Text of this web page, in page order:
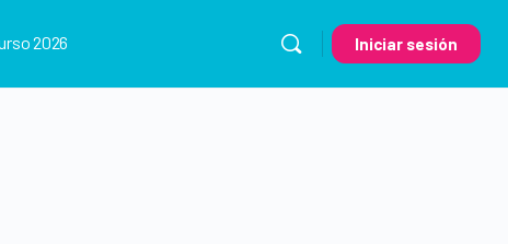
2026 Iniciar sesión